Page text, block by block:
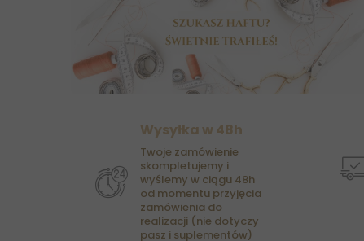
Wysyłka w 48h
Twoje zamówienie
skompletujemy i
wyślemy w ciągu 48h
od momentu przyjęcia
zamówienia do
realizacji (nie dotyczy
pasz i suplementów)